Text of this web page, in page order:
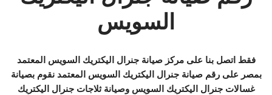
السويس
فقط اتصل بنا على مركز صيانة جنرال اليكتريك السويس المعتمد
بمصر على رقم صيانة جنرال اليكتريك السويس المعتمد نقوم بصيانة
غسالات جنرال اليكتريك السويس وصيانة ثلاجات جنرال اليكتريك